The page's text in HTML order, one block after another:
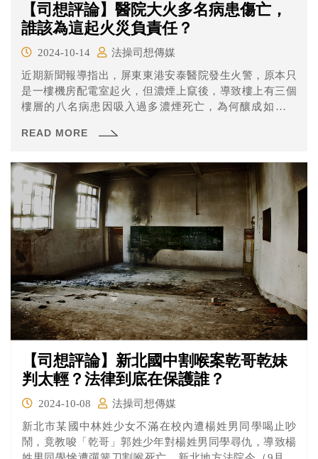
【司想評論】醫院大火多名病患傷亡，
誰該為這起火災負責任？
2024-10-14
法操司想傳媒
近期新聞報導指出，屏東東港安泰醫院發生火警，原本只
是一樓機房配電室起火，但濃煙上竄後，導致樓上有三個
樓層的八名病患因吸入過多濃煙死亡，為何釀成如此慘
人員有依SOP，到場後先斷電再撲救；不過有資深消防官表
安及疏散演練，且若院內各樓層防火區劃做得好，應不致
造成如此多人遭濃煙侵襲奪命，此部分有必要查明檢討。
若醫院疏於管理造成大火，誰該為此負責？
READ MORE
【司想評論】新北國中割喉案乾哥乾妹
判太輕？法律到底在保護誰？
2024-10-08
法操司想傳媒
新北市某國中林姓少女不滿在校內遭楊姓男同學喝止吵
鬧，竟教唆「乾哥」郭姓少年對楊姓男同學尋仇，導致楊